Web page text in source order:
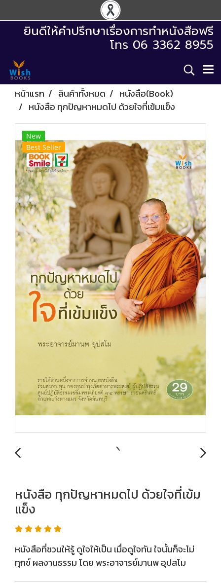
ยินดีให้คำปรึกษาเรื่องการทำหนังสือฟรี
โทร 06 3362 8955
หน้าแรก สินค้าทั้งหมด
หนังสือ(Book)
หนังสือ ทุกปัญหาหมดไป ด้วยใจที่เข้มแข็ง
New
Best Seller
หนังสือ ทุกปัญหาหมดไป ด้วยใจที่เข้ม
แข็ง
หนังสือที่ชวนให้รู้ ดูใจให้เป็น เมื่อดูใจทัน ใจนั้นก็จะไม่
ทุกข์ ผลงานธรรม โดย พระอาจารย์มานพ อุปสโม